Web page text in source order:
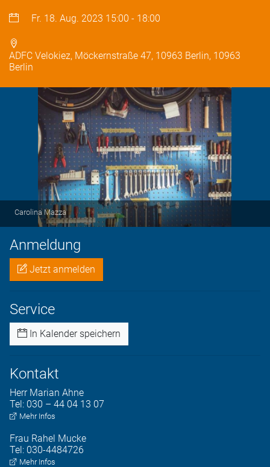
Fr. 18. Aug. 2023 15:00 - 18:00
ADFC Velokiez, Möckernstraße 47, 10963 Berlin, 10963
Berlin
Carolina Mazza
Anmeldung
Jetzt anmelden
Service
In Kalender speichern
Kontakt
Herr Marian Ahne
Tel: 030 – 44 04 13 07
Mehr Infos
Frau Rahel Mucke
Tel: 030-4484726
Mehr Infos